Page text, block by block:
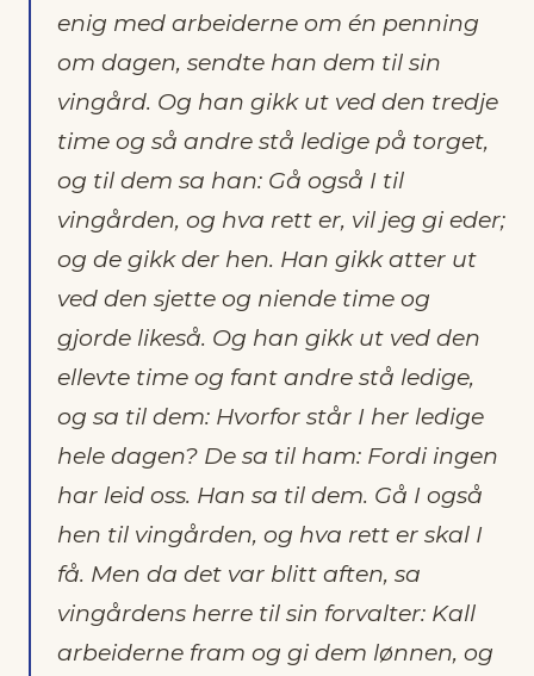
enig med arbeiderne om én penning
om dagen, sendte han dem til sin
vingård. Og han gikk ut ved den tredje
time og så andre stå ledige på torget,
og til dem sa han: Gå også I til
vingården, og hva rett er, vil jeg gi eder;
og de gikk der hen. Han gikk atter ut
ved den sjette og niende time og
gjorde likeså. Og han gikk ut ved den
ellevte time og fant andre stå ledige,
og sa til dem: Hvorfor står I her ledige
hele dagen? De sa til ham: Fordi ingen
har leid oss. Han sa til dem. Gå I også
hen til vingården, og hva rett er skal I
få. Men da det var blitt aften, sa
vingårdens herre til sin forvalter: Kall
arbeiderne fram og gi dem lønnen, og